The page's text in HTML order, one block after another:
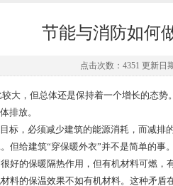
节能与消防如何
点击次数：4351 更新日
大，但总体还是保持着一个增长的态势
排放。
标，必须减少建筑的能源消耗，而减排
但给建筑“穿保暖外衣”并不是简单的
好的保暖隔热作用，但有机材料可燃
料的保温效果不如有机材料。这种矛